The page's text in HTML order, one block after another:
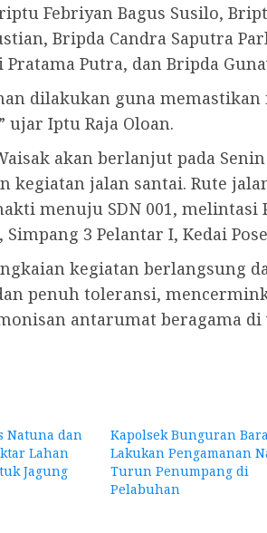
Febriyan Bagus Susilo,
Bripda Candra Saputra
Pratama Putra, dan Bripda
dilakukan guna
ujar Iptu Raja Oloan.
akan berlanjut pada
kegiatan jalan santai. Rute
menuju SDN 001, melintasi
Simpang 3 Pelantar I, Kedai
kegiatan berlangsung
penuh toleransi,
antarumat beragama
Natuna dan
Lahan
Jagung
Kapolsek Bunguran
Lakukan Pengamanan
Turun Penumpang di
Pelabuhan